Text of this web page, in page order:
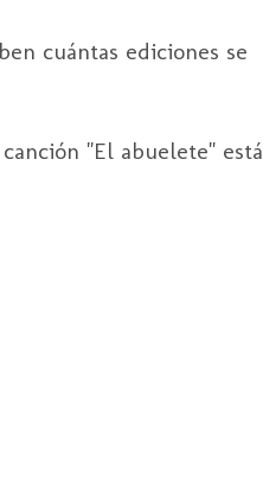
cuántas ediciones se
"El abuelete" está